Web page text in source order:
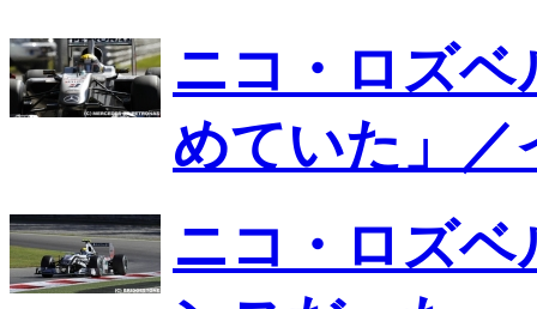
ニコ・ロズ
めていた」／
ニコ・ロズ